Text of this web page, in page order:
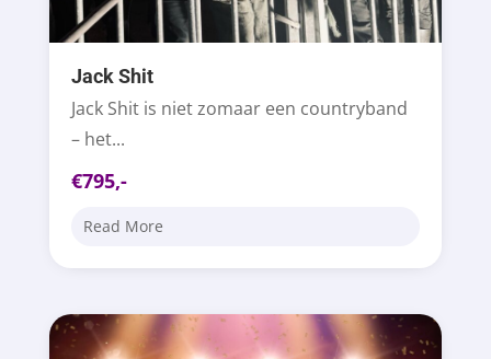
Jack Shit
Jack Shit is niet zomaar een countryband
– het...
€795,-
Read More